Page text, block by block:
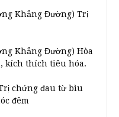
Khẳng Đường) Trị
Khẳng Đường) Hòa
kích thích tiêu hóa.
chứng đau từ bìu
đêm